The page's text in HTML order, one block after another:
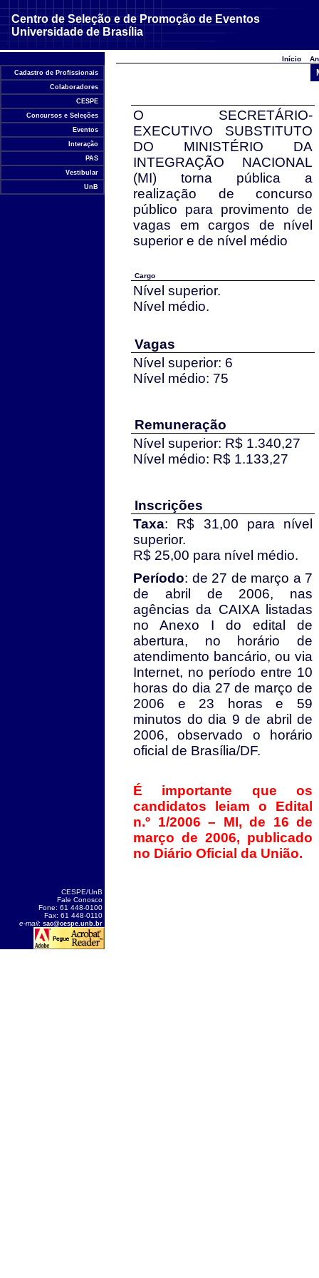
Centro de Seleção e de Promoção de Eventos
Universidade de Brasília
Cadastro de Profissionais
Colaboradores
CESPE
Concursos e Seleções
Eventos
Interação
PAS
Vestibular
UnB
Início
O SECRETÁRIO-
EXECUTIVO SUBSTITUTO
DO MINISTÉRIO DA
INTEGRAÇÃO NACIONAL
(MI) torna pública a
realização de concurso
público para provimento de
vagas em cargos de nível
superior e de nível médio
Cargo
Nível superior.
Nível médio.
Vagas
Nível superior: 6
Nível médio: 75
Remuneração
Nível superior: R$ 1.340,27
Nível médio: R$ 1.133,27
Inscrições
Taxa: R$ 31,00 para nível
superior.
R$ 25,00 para nível médio.
Período: de 27 de março a 7
de abril de 2006, nas
agências da CAIXA listadas
no Anexo I do edital de
abertura, no horário de
atendimento bancário, ou via
Internet, no período entre 10
horas do dia 27 de março de
2006 e 23 horas e 59
minutos do dia 9 de abril de
2006, observado o horário
oficial de Brasília/DF.
É importante que os
candidatos leiam o Edital
n.º 1/2006 – MI, de 16 de
março de 2006, publicado
no Diário Oficial da União.
CESPE/UnB
Fale Conosco
Fone: 61 448-0100
Fax: 61 448-0110
e-mail: sac@cespe.unb.br